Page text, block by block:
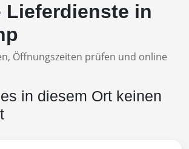
Lieferdienste in
Öffnungszeiten prüfen und online
in diesem Ort keinen